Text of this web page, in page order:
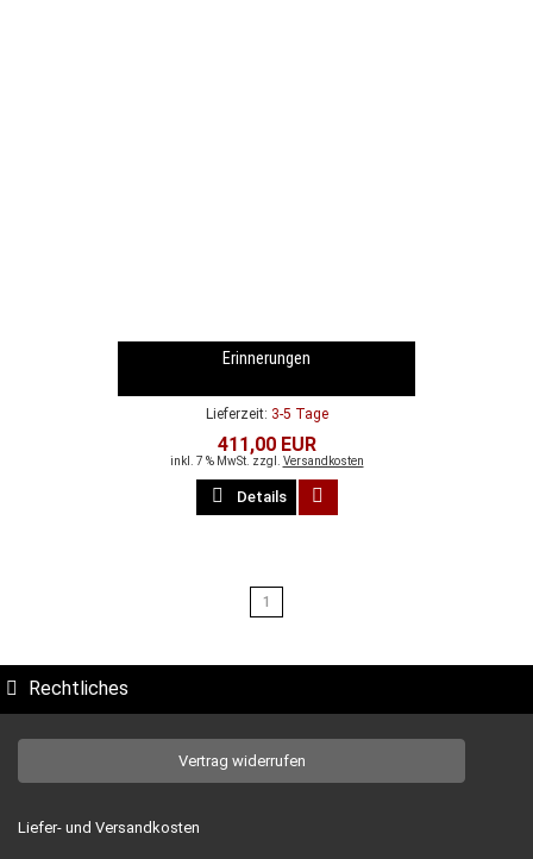
Erinnerungen
Lieferzeit: 3-5 Tage
411,00 EUR
inkl. 7 % MwSt. zzgl. Versandkosten
Details
1
Rechtliches
Vertrag widerrufen
Liefer- und Versandkosten